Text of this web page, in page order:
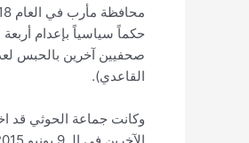
حكماً سياسياً بإعدام
صحفيين آخرين بالحبس
القاعدي).